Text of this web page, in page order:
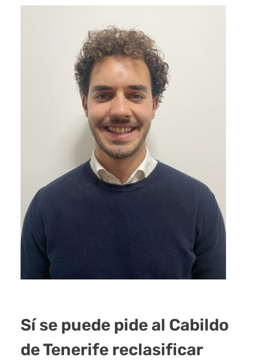
Sí se puede pide al Cabildo
de Tenerife reclasificar